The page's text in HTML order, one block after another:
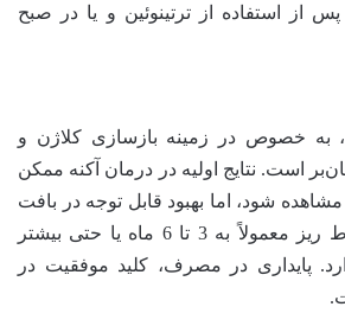
20 دقیقه پس از استفاده از ترتینوئین و یا در صبح
به خصوص در زمینه بازسازی کلاژن و
است. نتایج اولیه در درمان آکنه ممکن
شود، اما بهبود قابل توجه در بافت
پوست و کاهش خطوط ریز معمولاً به 3 تا 6 ماه یا حتی بیشتر
پایداری در مصرف، کلید موفقیت در